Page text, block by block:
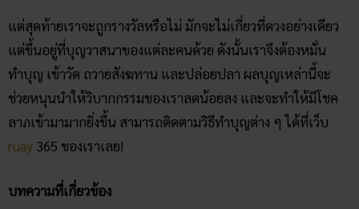
บทความที่เกี่ยวข้อง
7 เสื้อยันต์ เสริมโชคเรียกทรัพย์ ออร่าจับยิ่งกว่า
Supreme!
5 จุดเช็คอิน วัดบ้านไร่ เหมือนสวนสนุกจริงไหม ไปดูกัน!
สืบตำนาน ผีโพง & ข่าวผีโพง ให้โชคหกงวดติด!
ไขความลับข่าว มะพร้าว & 5 ลักษณะมะพร้าว ให้โชค